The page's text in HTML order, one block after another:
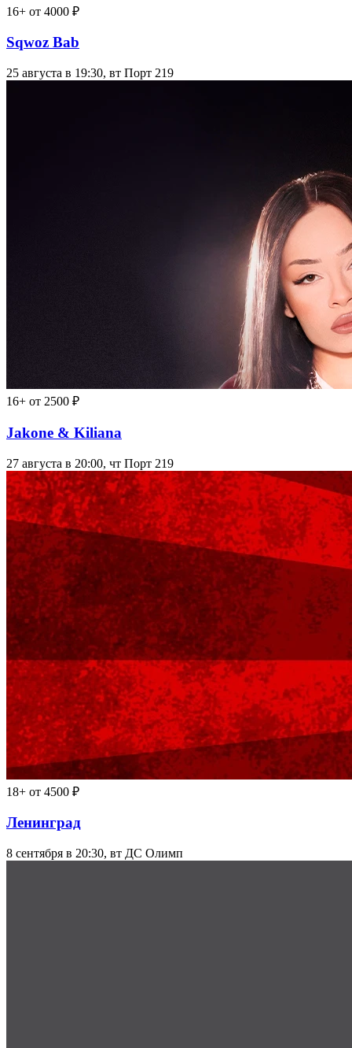
16+ от 4000 ₽
Sqwoz Bab
25 августа в 19:30, вт Порт 219
16+ от 2500 ₽
Jakone & Kiliana
27 августа в 20:00, чт Порт 219
18+ от 4500 ₽
Ленинград
8 сентября в 20:30, вт ДС Олимп